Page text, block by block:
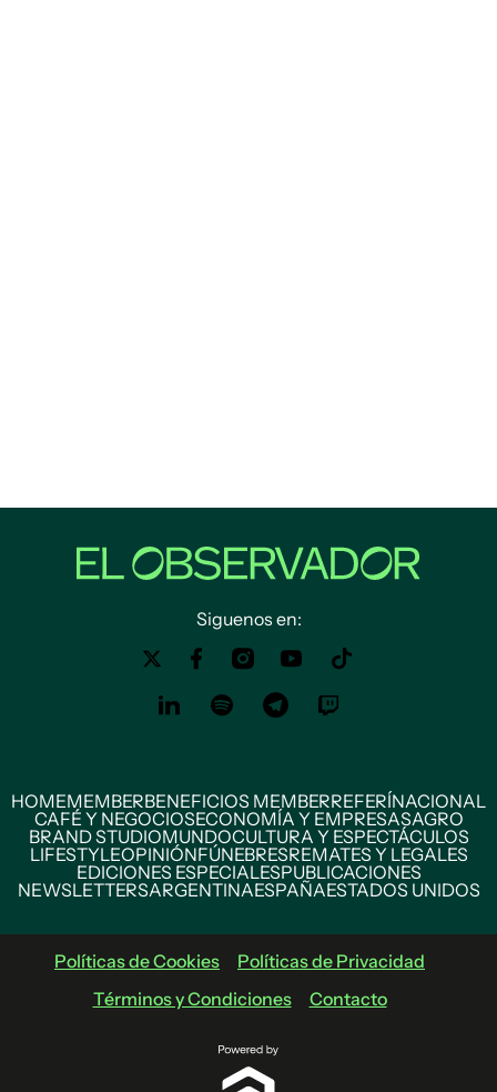
Siguenos en:
HOMEMEMBERBENEFICIOS MEMBERREFERÍNACIONAL
CAFÉ Y NEGOCIOSECONOMÍA Y EMPRESASAGRO
BRAND STUDIOMUNDOCULTURA Y ESPECTÁCULOS
LIFESTYLEOPINIÓNFÚNEBRESREMATES Y LEGALES
EDICIONES ESPECIALESPUBLICACIONES
NEWSLETTERSARGENTINAESPAÑAESTADOS UNIDOS
Políticas de Cookies
Políticas de Privacidad
Términos y Condiciones
Contacto